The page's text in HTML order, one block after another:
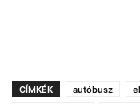
CÍMKÉK autóbusz